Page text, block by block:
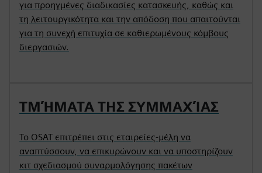
για προηγμένες διαδικασίες κατασκευής, καθώς και
τη λειτουργικότητα και την απόδοση που απαιτούνται
για τη συνεχή επιτυχία σε καθιερωμένους κόμβους
διεργασιών.
ΤΜΉΜΑΤΑ ΤΗΣ ΣΥΜΜΑΧΊΑΣ
Το OSAT επιτρέπει στις εταιρείες-μέλη να
αναπτύσσουν, να επικυρώνουν και να υποστηρίζουν
κιτ σχεδιασμού συναρμολόγησης πακέτων